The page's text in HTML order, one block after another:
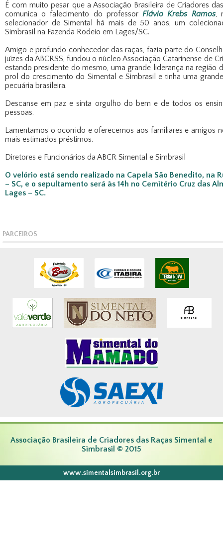
É com muito pesar que a Associação Brasileira de Criadores
comunica o falecimento do professorFlávio Krebs Ramos,
selecionador de Simental há mais de 50 anos, um
Simbrasil na Fazenda Rodeio em Lages/SC.
Amigo e profundo conhecedor das raças, fazia parte do
juízes da ABCRSS, fundou o núcleo Associação Catarinense de
estando presidente do mesmo, uma grande liderança na região
prol do crescimento do Simental e Simbrasil e tinha uma
pecuária brasileira.
Descanse em paz e sinta orgulho do bem e de todos os
pessoas.
Lamentamos o ocorrido e oferecemos aos familiares e amigos
mais estimados préstimos.
Diretores e Funcionários da ABCR Simental e Simbrasil
O velório está sendo realizado na Capela São Benedito, na
– SC, e o sepultamento será às 14h no Cemitério Cruz das
Lages – SC.
PARCEIROS
Associação Brasileira de Criadores das Raças Simental e
Simbrasil © 2015
www.simentalsimbrasil.org.br